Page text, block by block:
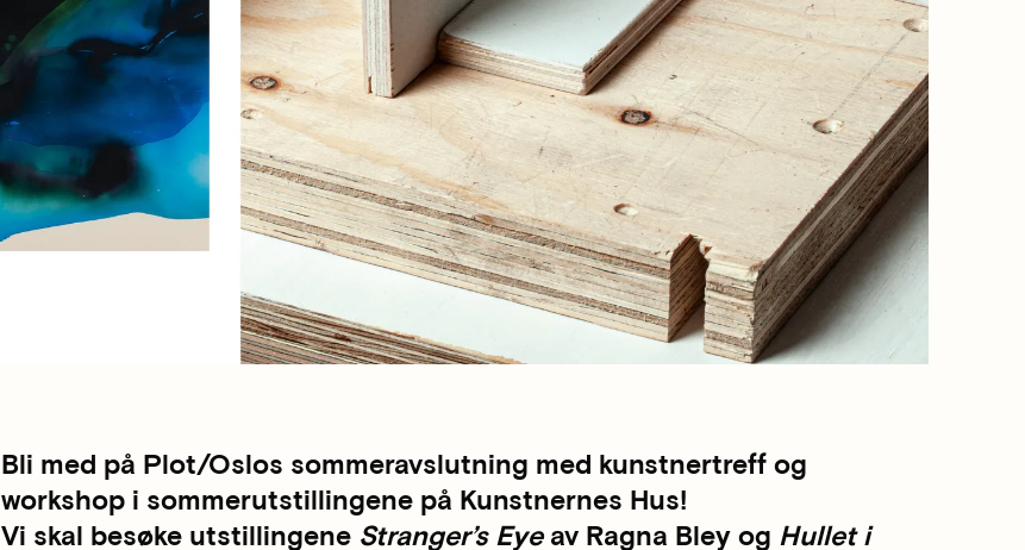
Bli med på Plot/Oslos sommeravslutning med kunstnertreff og
workshop i sommerutstillingene på Kunstnernes Hus!
Vi skal besøke utstillingene Stranger’s Eyeav Ragna Bley og Hullet i